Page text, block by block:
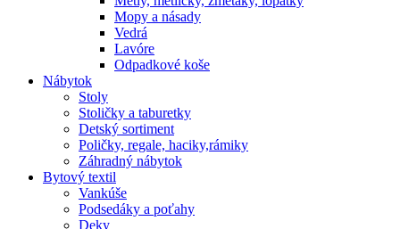
Mopy a násady
Vedrá
Lavóre
Odpadkové koše
Nábytok
Stoly
Stoličky a taburetky
Detský sortiment
Poličky, regale, haciky,rámiky
Záhradný nábytok
Bytový textil
Vankúše
Podsedáky a poťahy
Deky